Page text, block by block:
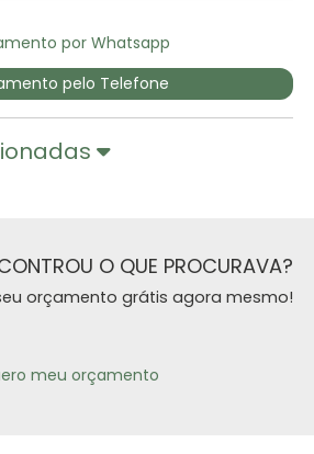
por Whatsapp
pelo Telefone
O QUE PROCURAVA?
orçamento grátis agora mesmo!
meu orçamento